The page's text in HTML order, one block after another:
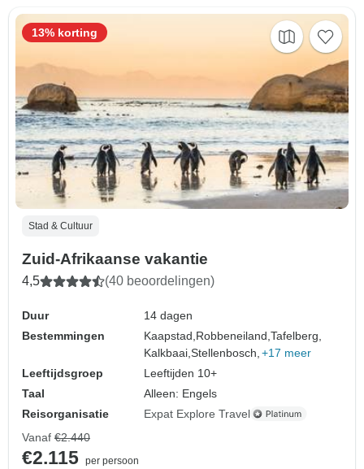
Stad & Cultuur
Zuid-Afrikaanse vakantie
4,5 (40 beoordelingen)
Duur
14 dagen
Bestemmingen
Kaapstad, Robbeneiland,Tafelberg,
Kalkbaai,Stellenbosch, +17 meer
Leeftijdsgroep
Leeftijden 10+
Taal
Alleen: Engels
Reisorganisatie
Expat Explore Travel
13% korting
Vanaf €2.440
€2.115 per persoon